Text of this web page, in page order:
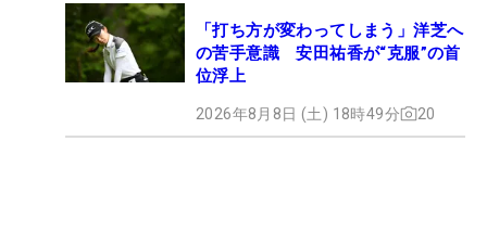
「打ち方が変わってしまう」洋芝へ
の苦手意識 安田祐香が“克服”の首
位浮上
2026年8月8日 (土) 18時49分 20